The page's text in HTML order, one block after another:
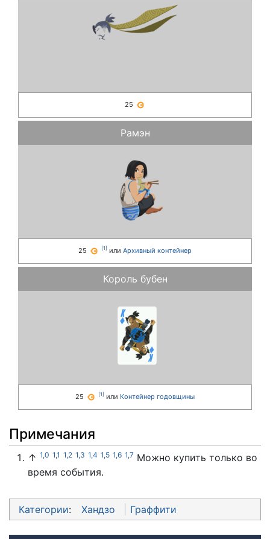
25
Рамэн
25 [1] или Архивный контейнер
Король бубен
25 [1] или Контейнер годовщины
Примечания
↑ 1,0 1,1 1,2 1,3 1,4 1,5 1,6 1,7 Можно купить только во
время события.
Категории: Хандзо Граффити